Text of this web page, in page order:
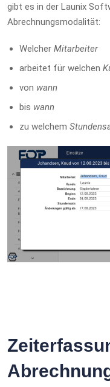
gibt es in der Launix
Abrechnungsmodalität:
Welcher Mitarbeiter
arbeitet für welchen
von wann
bis wann
zu welchem